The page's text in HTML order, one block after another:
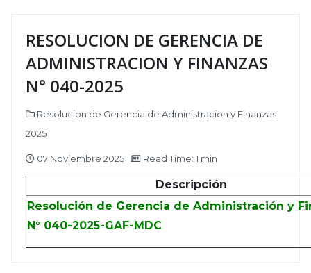
RESOLUCION DE GERENCIA DE
ADMINISTRACION Y FINANZAS
N° 040-2025
Resolucion de Gerencia de Administracion y Finanzas
2025
07 Noviembre 2025 Read Time: 1 min
Descripción
Resolución de Gerencia de Administración y
N° 040-2025-GAF-MDC